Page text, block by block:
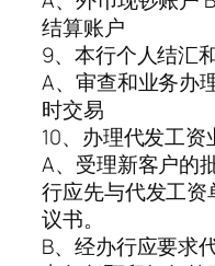
结算账户
9、本行个人结汇
A、审查和业务办
时交易
10、办理代发工
A、受理新客户的
行应先与代发工
议书。
B、经办行应要求